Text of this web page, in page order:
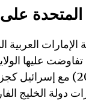
المتحدة
الإمارات